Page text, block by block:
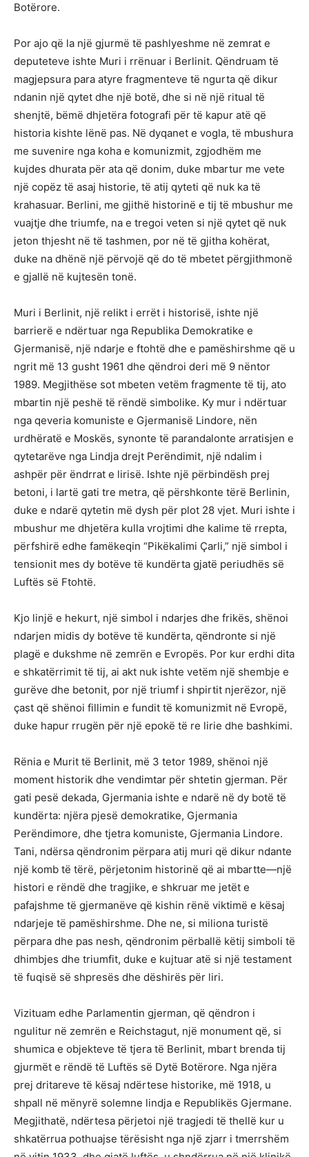
Botërore.
Por ajo që la një gjurmë të pashlyeshme në zemrat e
deputeteve ishte Muri i rrënuar i Berlinit. Qëndruam të
magjepsura para atyre fragmenteve të ngurta që dikur
ndanin një qytet dhe një botë, dhe si në një ritual të
shenjtë, bëmë dhjetëra fotografi për të kapur atë që
historia kishte lënë pas. Në dyqanet e vogla, të mbushura
me suvenire nga koha e komunizmit, zgjodhëm me
kujdes dhurata për ata që donim, duke mbartur me vete
një copëz të asaj historie, të atij qyteti që nuk ka të
krahasuar. Berlini, me gjithë historinë e tij të mbushur me
vuajtje dhe triumfe, na e tregoi veten si një qytet që nuk
jeton thjesht në të tashmen, por në të gjitha kohërat,
duke na dhënë një përvojë që do të mbetet përgjithmonë
e gjallë në kujtesën tonë.
Muri i Berlinit, një relikt i errët i historisë, ishte një
barrierë e ndërtuar nga Republika Demokratike e
Gjermanisë, një ndarje e ftohtë dhe e pamëshirshme që u
ngrit më 13 gusht 1961 dhe qëndroi deri më 9 nëntor
1989. Megjithëse sot mbeten vetëm fragmente të tij, ato
mbartin një peshë të rëndë simbolike. Ky mur i ndërtuar
nga qeveria komuniste e Gjermanisë Lindore, nën
urdhëratë e Moskës, synonte të parandalonte arratisjen e
qytetarëve nga Lindja drejt Perëndimit, një ndalim i
ashpër për ëndrrat e lirisë. Ishte një përbindësh prej
betoni, i lartë gati tre metra, që përshkonte tërë Berlinin,
duke e ndarë qytetin më dysh për plot 28 vjet. Muri ishte i
mbushur me dhjetëra kulla vrojtimi dhe kalime të rrepta,
përfshirë edhe famëkeqin “Pikëkalimi Çarli,” një simbol i
tensionit mes dy botëve të kundërta gjatë periudhës së
Luftës së Ftohtë.
Kjo linjë e hekurt, një simbol i ndarjes dhe frikës, shënoi
ndarjen midis dy botëve të kundërta, qëndronte si një
plagë e dukshme në zemrën e Evropës. Por kur erdhi dita
e shkatërrimit të tij, ai akt nuk ishte vetëm një shembje e
gurëve dhe betonit, por një triumf i shpirtit njerëzor, një
çast që shënoi fillimin e fundit të komunizmit në Evropë,
duke hapur rrugën për një epokë të re lirie dhe bashkimi.
Rënia e Murit të Berlinit, më 3 tetor 1989, shënoi një
moment historik dhe vendimtar për shtetin gjerman. Për
gati pesë dekada, Gjermania ishte e ndarë në dy botë të
kundërta: njëra pjesë demokratike, Gjermania
Perëndimore, dhe tjetra komuniste, Gjermania Lindore.
Tani, ndërsa qëndronim përpara atij muri që dikur ndante
një komb të tërë, përjetonim historinë që ai mbartte—një
histori e rëndë dhe tragjike, e shkruar me jetët e
pafajshme të gjermanëve që kishin rënë viktimë e kësaj
ndarjeje të pamëshirshme. Dhe ne, si miliona turistë
përpara dhe pas nesh, qëndronim përballë këtij simboli të
dhimbjes dhe triumfit, duke e kujtuar atë si një testament
të fuqisë së shpresës dhe dëshirës për liri.
Vizituam edhe Parlamentin gjerman, që qëndron i
ngulitur në zemrën e Reichstagut, një monument që, si
shumica e objekteve të tjera të Berlinit, mbart brenda tij
gjurmët e rëndë të Luftës së Dytë Botërore. Nga njëra
prej dritareve të kësaj ndërtese historike, më 1918, u
shpall në mënyrë solemne lindja e Republikës Gjermane.
Megjithatë, ndërtesa përjetoi një tragjedi të thellë kur u
shkatërrua pothuajse tërësisht nga një zjarr i tmerrshëm